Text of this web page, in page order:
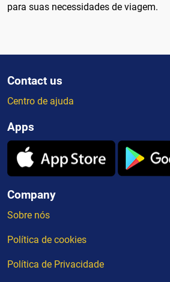
para suas necessidades de viagem.
Contact us
Centro de ajuda
Apps
Company
Sobre nós
Política de cookies
Política de Privacidade